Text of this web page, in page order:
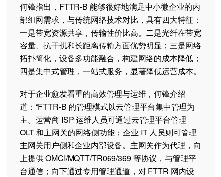
何锋指出，FTTR-B 能够很好地满足中小微企业的内
部组网需求，与传统网络技术对比，具有四大特征：
一是带宽资源共享，传输性价比高。二是光纤在带宽
容量、抗干扰和长距离传输方面优势明显；三是网络
拓扑简化，设备多功能融合，构建网络的成本降低；
四是集中式管理，一站式服务，显著降低运营成本。
对于企业愈发看重的高效管理与运维，何锋介绍
道：“FTTR-B 的管理模式以云管理平台集中管理为
主。运营商 ISP 运维人员可通过云管理平台管理
OLT 和主网关的网络侧功能；企业 IT 人员则可管理
主网关用户侧和企业内部设备。主网关作为代理，向
上提供 OMCI/MQTT/TR069/369 等协议，与管理平
台通信；向下通过专用管理通道，对 FTTR 网内设